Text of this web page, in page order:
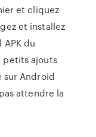
et cliquez
et installez
du
petits ajouts
sur Android
attendre la